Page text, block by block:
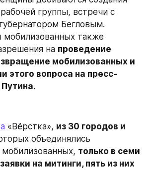
группы, встречи с
Бегловым.
мобилизованных также
на проведение
мобилизованных и
этого вопроса на пресс-
.
«Вёрстка», из 30 городов и
объединялись
только в семи
на митинги, пять из них